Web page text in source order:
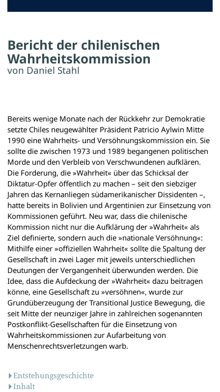
Bericht der chilenischen
Wahrheitskommission
von Daniel Stahl
Bereits wenige Monate nach der Rückkehr zur Demokratie
setzte Chiles neugewählter Präsident Patricio Aylwin Mitte
1990 eine Wahrheits- und Versöhnungskommission ein. Sie
sollte die zwischen 1973 und 1989 begangenen politischen
Morde und den Verbleib von Verschwundenen aufklären.
Die Forderung, die »Wahrheit« über das Schicksal der
Diktatur-Opfer öffentlich zu machen – seit den siebziger
Jahren das Kernanliegen südamerikanischer Dissidenten –,
hatte bereits in Bolivien und Argentinien zur Einsetzung von
Kommissionen geführt. Neu war, dass die chilenische
Kommission nicht nur die Aufklärung der »Wahrheit« als
Ziel definierte, sondern auch die »nationale Versöhnung«:
Mithilfe einer »offiziellen Wahrheit« sollte die Spaltung der
Gesellschaft in zwei Lager mit jeweils unterschiedlichen
Deutungen der Vergangenheit überwunden werden. Die
Idee, dass die Aufdeckung der »Wahrheit« dazu beitragen
könne, eine Gesellschaft zu »versöhnen«, wurde zur
Grundüberzeugung der Transitional Justice Bewegung, die
seit Mitte der neunziger Jahre in zahlreichen sogenannten
Postkonflikt-Gesellschaften für die Einsetzung von
Wahrheitskommissionen zur Aufarbeitung von
Menschenrechtsverletzungen warb.
Entstehungsgeschichte
Inhalt